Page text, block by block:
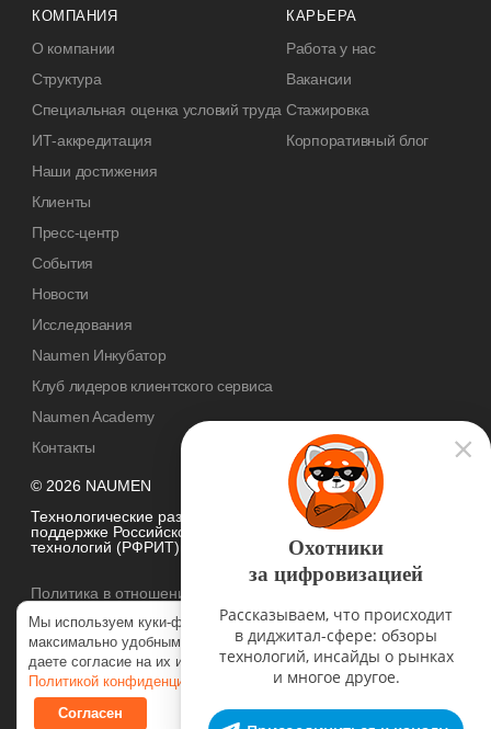
© 2026 NAUMEN
Технологические разработки осуществляются при грантовой
поддержке Российского фонда развития информационных
технологий (РФРИТ)
Политика в отношении
обработки персональных данных
КОМПАНИЯ
О компании
Структура
Специальная оценка условий труда
ИТ-аккредитация
Наши достижения
Клиенты
Пресс-центр
События
Новости
Исследования
Naumen Инкубатор
Клуб лидеров клиентского сервиса
Naumen Academy
Контакты
КАРЬЕРА
Работа у нас
Вакансии
Стажировка
Корпоративный блог
Мы используем куки-файлы, чтобы наш сайт был
максимально удобным для вас. Нажимая «Согласен», вы
даете согласие на их использование в соответствии с нашей
Политикой конфиденциальности
Согласен
Охотники
за цифровизацией
Рассказываем, что происходит
в диджитал-сфере: обзоры
технологий, инсайды о рынках
и многое другое.